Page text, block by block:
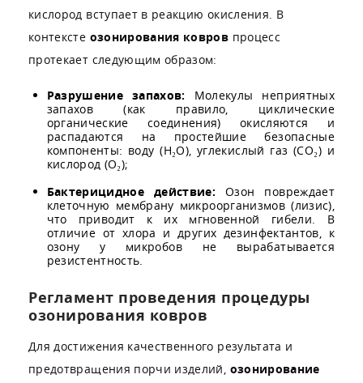
кислород вступает в реакцию окисления. В
контексте озонирования ковров процесс
протекает следующим образом:
Разрушение запахов: Молекулы неприятных
запахов (как правило, циклические
органические соединения) окисляются и
распадаются на простейшие безопасные
компоненты: воду (H₂O), углекислый газ (CO₂) и
кислород (O₂);
Бактерицидное действие: Озон повреждает
клеточную мембрану микроорганизмов (лизис),
что приводит к их мгновенной гибели. В
отличие от хлора и других дезинфектантов, к
озону у микробов не вырабатывается
резистентность.
Регламент проведения процедуры
озонирования ковров
Для достижения качественного результата и
предотвращения порчи изделий, озонирование